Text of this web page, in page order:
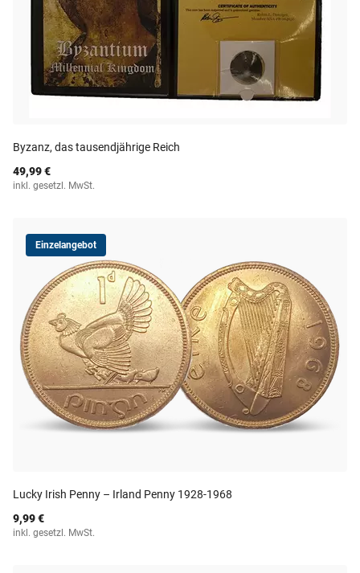
Byzanz, das tausendjährige Reich
49,99 €
inkl. gesetzl. MwSt.
Einzelangebot
Lucky Irish Penny – Irland Penny 1928-1968
9,99 €
inkl. gesetzl. MwSt.